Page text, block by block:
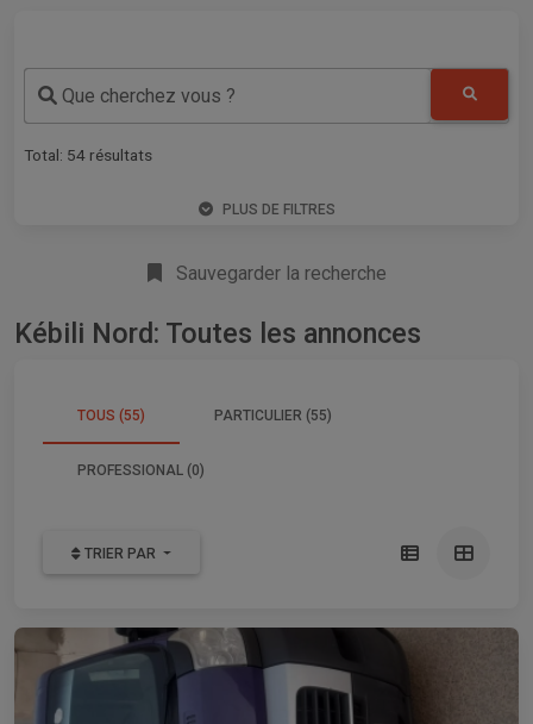
Que cherchez vous ?
Total: 54 résultats
PLUS DE FILTRES
Sauvegarder la recherche
Kébili Nord: Toutes les annonces
TOUS (55) PARTICULIER (55)
PROFESSIONAL (0)
TRIER PAR